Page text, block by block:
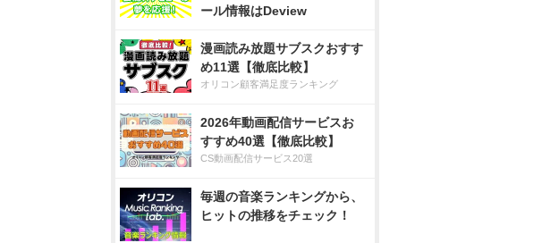
ール情報はDeview
漫画読み放題サブスクおすす
め11選【徹底比較】
オリコン顧客満足度ランキング
2026年動画配信サービスお
すすめ40選【徹底比較】
CS動画配信サービス20選
毎週の音楽ランキングから、
ヒットの推移をチェック！